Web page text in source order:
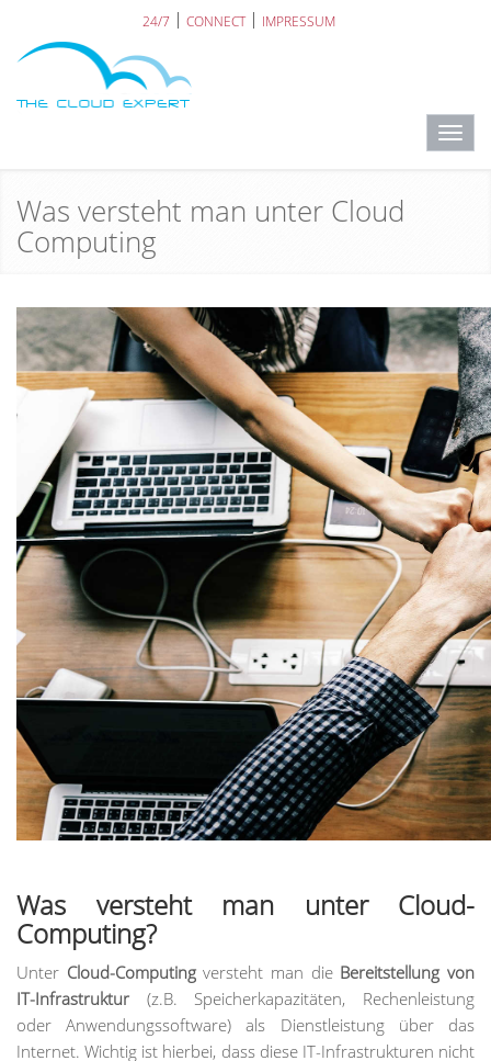
24/7 CONNECT IMPRESSUM
Was versteht man unter Cloud
Computing
Was versteht man unter Cloud-
Computing?
Unter Cloud-Computingversteht man die Bereitstellung von
IT-Infrastruktur (z.B. Speicherkapazitäten, Rechenleistung
oder Anwendungssoftware) als Dienstleistung über das
Internet. Wichtig ist hierbei, dass diese IT-Infrastrukturen nicht